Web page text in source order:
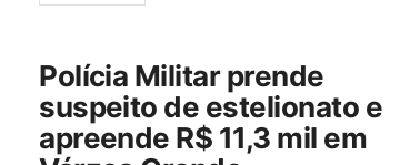
Polícia Militar prende
suspeito de estelionato e
apreende R$ 11,3 mil em